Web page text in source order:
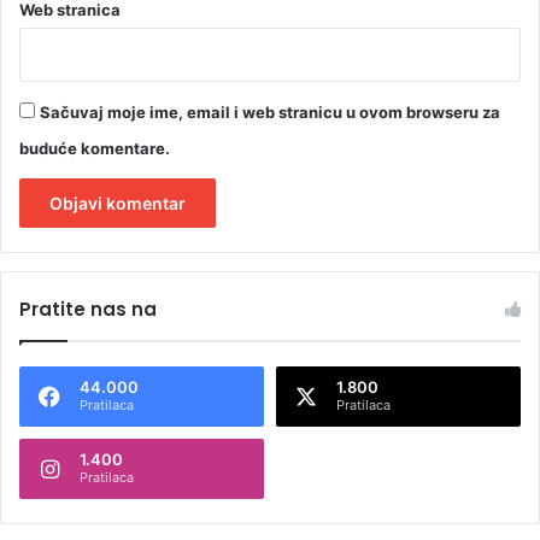
Web stranica
Sačuvaj moje ime, email i web stranicu u ovom browseru za
buduće komentare.
t
n
t
Pratite nas na
44.000
Pratilaca
1.800
Pratilaca
1.400
Pratilaca